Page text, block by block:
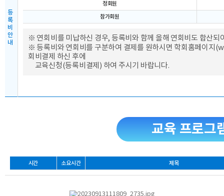
등
록
비
안
내
정회원
참가회원
※ 연회비를 미납하신 경우, 등록비와 함께 올해 연회비도 합산되
※ 등록비와 연회비를 구분하여 결제를 원하시면 학회홈페이지(
회비결제 하신 후에
교육신청(등록비결제) 하여 주시기 바랍니다.
교육 프로그
시간 소요시간 제목